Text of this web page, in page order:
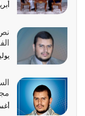
أغسطس 1, 2026
أبرز أسباب
المتمثل في
يوليو 31, 2026
أولياء الشيطان
أكثر ضعفاً
يوليو 30, 2026
أبريل
يوليو